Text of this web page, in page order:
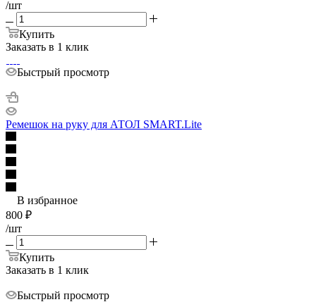
/шт
Купить
Заказать в 1 клик
Быстрый просмотр
Ремешок на руку для АТОЛ SMART.Lite
В избранное
800 ₽
/шт
Купить
Заказать в 1 клик
Быстрый просмотр